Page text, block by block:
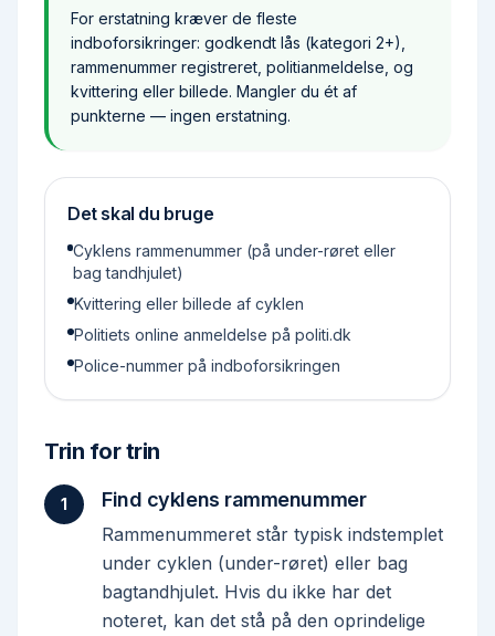
For erstatning kræver de fleste
indboforsikringer: godkendt lås (kategori 2+),
rammenummer registreret, politianmeldelse, og
kvittering eller billede. Mangler du ét af
punkterne — ingen erstatning.
Det skal du bruge
Cyklens rammenummer (på under-røret eller
bag tandhjulet)
Kvittering eller billede af cyklen
Politiets online anmeldelse på politi.dk
Police-nummer på indboforsikringen
Trin for trin
1 Find cyklens rammenummer
Rammenummeret står typisk indstemplet
under cyklen (under-røret) eller bag
bagtandhjulet. Hvis du ikke har det
noteret, kan det stå på den oprindelige